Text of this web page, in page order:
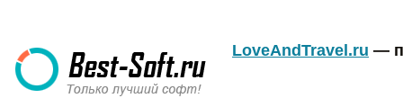
LoveAndTravel.ru —